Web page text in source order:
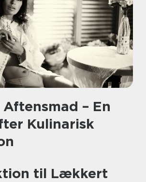
– En
Kulinarisk
til Lækkert